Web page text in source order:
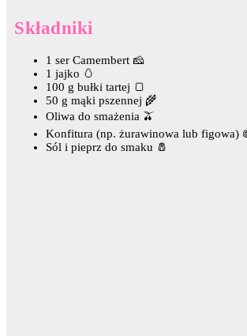
Składniki
1 ser Camembert 🧀
1 jajko 🥚
100 g bułki tartej 🍞
50 g mąki pszennej 🌾
Oliwa do smażenia 🫒
Konfitura (np. żurawinowa lub figowa)
Sól i pieprz do smaku 🧂